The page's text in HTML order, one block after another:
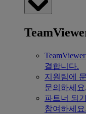
결합니다.
지원팀에
문의하세요.
파트너 되기
참여하세요.